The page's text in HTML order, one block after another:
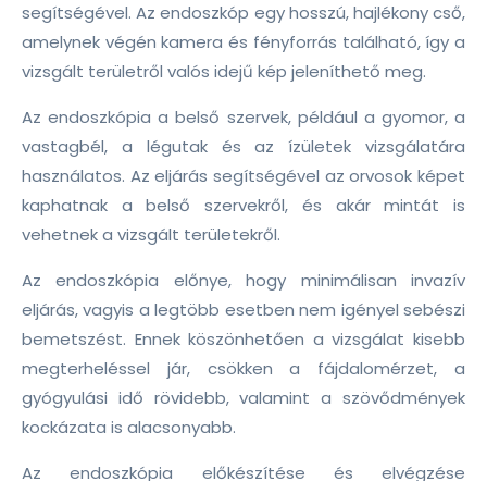
segítségével. Az endoszkóp egy hosszú, hajlékony cső,
amelynek végén kamera és fényforrás található, így a
vizsgált területről valós idejű kép jeleníthető meg.
Az endoszkópia a belső szervek, például a gyomor, a
vastagbél, a légutak és az ízületek vizsgálatára
használatos. Az eljárás segítségével az orvosok képet
kaphatnak a belső szervekről, és akár mintát is
vehetnek a vizsgált területekről.
Az endoszkópia előnye, hogy minimálisan invazív
eljárás, vagyis a legtöbb esetben nem igényel sebészi
bemetszést. Ennek köszönhetően a vizsgálat kisebb
megterheléssel jár, csökken a fájdalomérzet, a
gyógyulási idő rövidebb, valamint a szövődmények
kockázata is alacsonyabb.
Az endoszkópia előkészítése és elvégzése